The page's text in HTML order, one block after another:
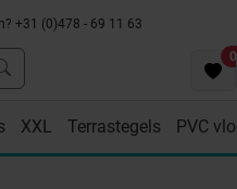
+31 (0)478 - 69 11 63
0
XXL Terrastegels PVC